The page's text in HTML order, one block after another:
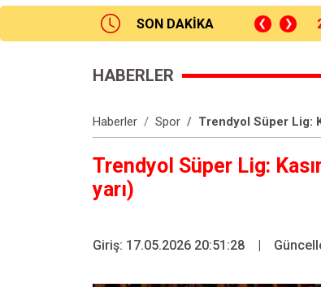
SON DAKİKA
Okulu’nda çıkan yangın söndürüldü
HABERLER
Haberler Spor Trendyol Süper Lig:
Trendyol Süper Lig:
yarı)
Giriş: 17.05.2026 20:51:28 |